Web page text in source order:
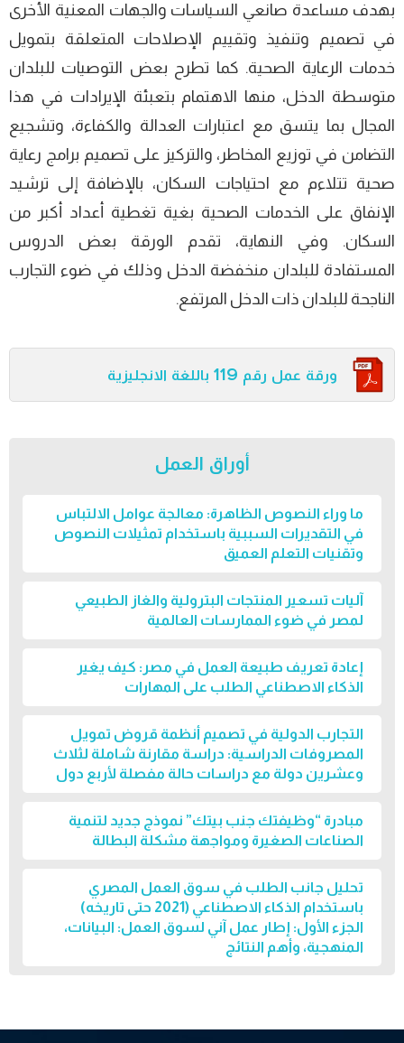
بھدف مساعدة صانعي السياسات والجھات المعنية الأخرى
في تصميم وتنفيذ وتقييم الإصلاحات المتعلقة بتمويل
خدمات الرعاية الصحية. كما تطرح بعض التوصيات للبلدان
متوسطة الدخل، منھا الاھتمام بتعبئة الإيرادات في ھذا
المجال بما يتسق مع اعتبارات العدالة والكفاءة، وتشجيع
التضامن في توزيع المخاطر، والتركيز على تصميم برامج رعاية
صحية تتلاءم مع احتياجات السكان، بالإضافة إلى ترشيد
الإنفاق على الخدمات الصحية بغية تغطية أعداد أكبر من
السكان. وفي النھاية، تقدم الورقة بعض الدروس
المستفادة للبلدان منخفضة الدخل وذلك في ضوء التجارب
الناجحة للبلدان ذات الدخل المرتفع.
ورقة عمل رقم 119 باللغة الانجليزية
أوراق العمل
ما وراء النصوص الظاهرة: معالجة عوامل الالتباس
في التقديرات السببية باستخدام تمثيلات النصوص
وتقنيات التعلم العميق
آليات تسعير المنتجات البترولية والغاز الطبيعي
لمصر في ضوء الممارسات العالمية
إعادة تعريف طبيعة العمل في مصر: كيف يغير
الذكاء الاصطناعي الطلب على المهارات
التجارب الدولية في تصميم أنظمة قروض تمويل
المصروفات الدراسية: دراسة مقارنة شاملة لثلاث
وعشرين دولة مع دراسات حالة مفصلة لأربع دول
مبادرة “وظيفتك جنب بيتك” نموذج جديد لتنمية
الصناعات الصغيرة ومواجهة مشكلة البطالة
تحليل جانب الطلب في سوق العمل المصري
باستخدام الذكاء الاصطناعي (2021 حتى تاريخه)
الجزء الأول: إطار عمل آني لسوق العمل: البيانات،
المنهجية، وأهم النتائج